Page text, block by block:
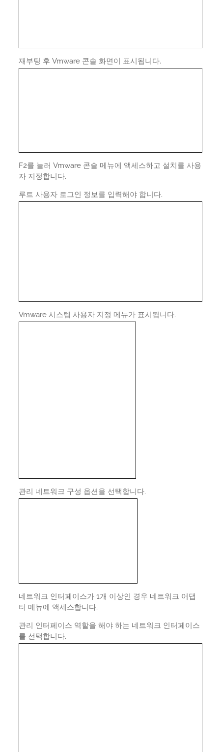
재부팅 후 Vmware 콘솔 화면이 표시됩니다.
F2를 눌러 Vmware 콘솔 메뉴에 액세스하고 설치를 사용
자 지정합니다.
루트 사용자 로그인 정보를 입력해야 합니다.
Vmware 시스템 사용자 지정 메뉴가 표시됩니다.
관리 네트워크 구성 옵션을 선택합니다.
네트워크 인터페이스가 1개 이상인 경우 네트워크 어댑
터 메뉴에 액세스합니다.
관리 인터페이스 역할을 해야 하는 네트워크 인터페이스
를 선택합니다.